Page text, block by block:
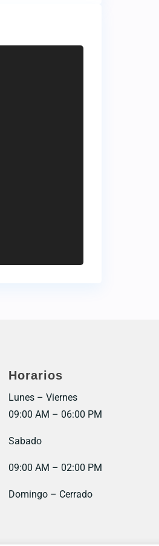
Horarios
Lunes – Viernes
09:00 AM – 06:00 PM
Sabado
09:00 AM – 02:00 PM
Domingo – Cerrado